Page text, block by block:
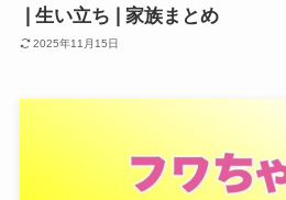
❘生い立ち❘家族まとめ
2025年11月15日